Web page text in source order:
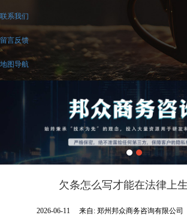
联系我们
留言反馈
地图导航
欠条怎么写才能在法律上
2026-06-11 来自: 郑州邦众商务咨询有限公司